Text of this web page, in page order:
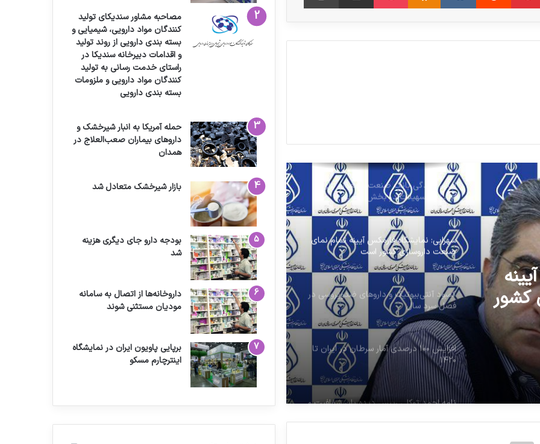
افزايش تسهيلات در بخش دارويی و
سهرابی: نمایشگاه فارمکس آیینه تمام نمای
صنعت داروسازی کشور است
کمبود آنتی‌بیوتیک و داروهای ضدویروسی در
فصل سرد سال
افزایش ۱۰۰ درصدی آمار سرطان در ایران تا
۱۴۲۰
نامه احمد توکلی رییس دیده بان شفافیت و
عدالت به نمکی
پیرصالحی هشدار داد: کمبود اقلام حیاتی
مصاحبه مشاور سندیکای تولید
کنندگان مواد دارویی، شیمیایی و
بسته بندی دارویی از روند تولید
و اقدامات دبیرخانه سندیکا در
راستای خدمت رسانی به تولید
کنندگان مواد دارویی و ملزومات
بسته بندی دارویی
حمله آمریکا به انبار شیرخشک و
داروهای بیماران صعب‌العلاج در
همدان
بازار شیرخشک متعادل شد
بودجه دارو جای دیگری هزینه
شد
داروخانه‌ها از اتصال به سامانه
مودیان مستثنی شوند
برپایی پاویون ایران در نمایشگاه
اینترچارم مسکو